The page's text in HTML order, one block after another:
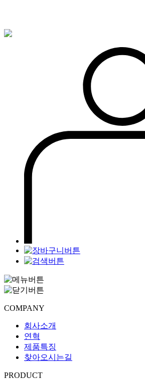
COMPANY
회사소개
연혁
제품특징
찾아오시는길
PRODUCT